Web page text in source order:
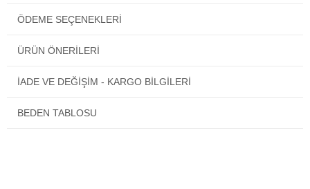
tasarlanmıştır. Şallarda bulunan aksesuarlar tamamen el
rahatlıkla kullanabilirsiniz.
ÖDEME SEÇENEKLERI
ÜRÜN ÖNERILERI
İADE VE DEĞİŞİM - KARGO BİLGİLERİ
BEDEN TABLOSU